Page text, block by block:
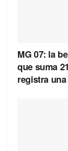
MG 07: la
que suma
registra